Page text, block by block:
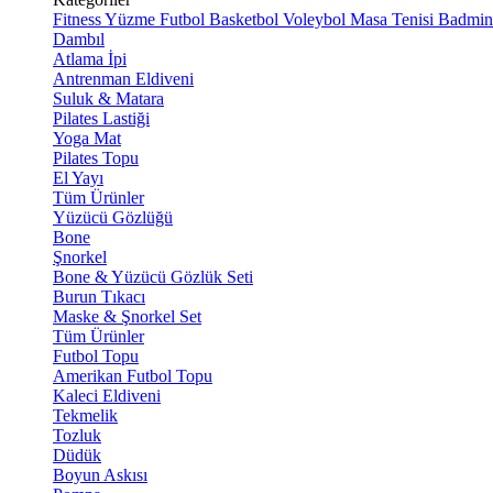
FitnessYüzme Futbol Basketbol Voleybol Masa Tenisi
Dambıl
Atlama İpi
Antrenman Eldiveni
Suluk & Matara
Pilates Lastiği
Yoga Mat
Pilates Topu
El Yayı
Tüm Ürünler
Yüzücü Gözlüğü
Bone
Şnorkel
Bone & Yüzücü Gözlük Seti
Burun Tıkacı
Maske & Şnorkel Set
Tüm Ürünler
Futbol Topu
Amerikan Futbol Topu
Kaleci Eldiveni
Tekmelik
Tozluk
Düdük
Boyun Askısı